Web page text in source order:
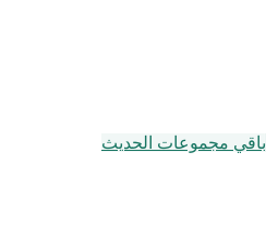
باقي مجموعات الحديث